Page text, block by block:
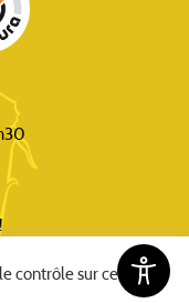
contrôle sur ceux